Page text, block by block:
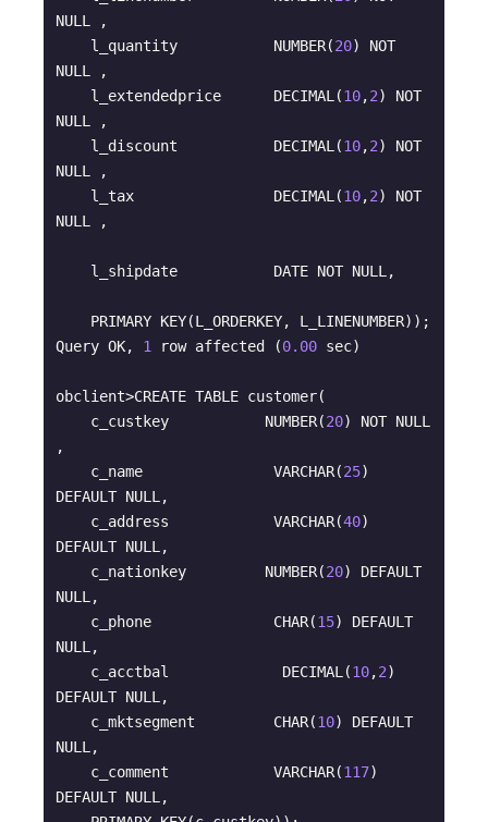
NULL ,
    l_quantity           NUMBER(
20) NOT
NULL ,
    l_extendedprice      DECIMAL(
10,2) NOT
NULL ,
    l_discount           DECIMAL(
10,2) NOT
NULL ,
    l_tax                DECIMAL(
10,2) NOT
NULL ,
Query OK, 1 row affected (0.00 sec)
obclient>CREATE TABLE customer(
    c_custkey           NUMBER(
20) NOT NULL
,
    c_name               VARCHAR(
25)
DEFAULT NULL,
    c_address            VARCHAR(
40)
DEFAULT NULL,
    c_nationkey         NUMBER(
20) DEFAULT
NULL,
    c_phone              CHAR(
15) DEFAULT
NULL,
    c_acctbal             DECIMAL(
10,2)
DEFAULT NULL,
    c_mktsegment         CHAR(
10) DEFAULT
NULL,
    c_comment            VARCHAR(
117)
DEFAULT NULL,